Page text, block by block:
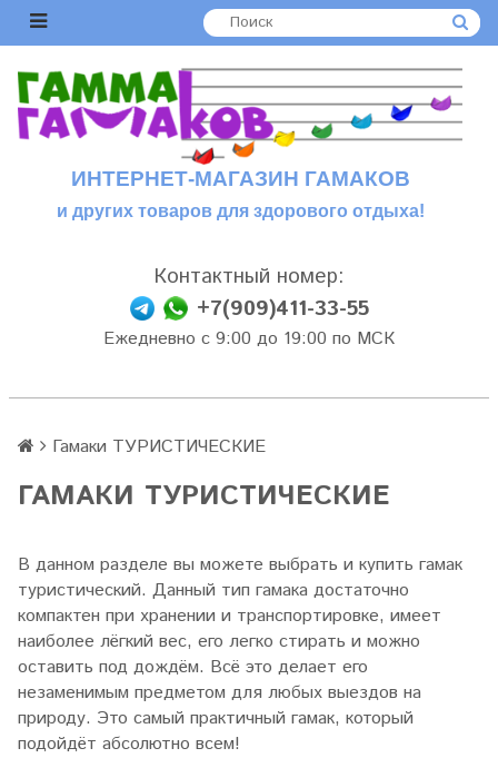
ИНТЕРНЕТ-МАГАЗИН ГАМАКОВ
и других товаров для здорового отдыха!
Контактный номер:
+7(909)411-33-55
Ежедневно с 9:00 до 19:00 по МСК
Гамаки ТУРИСТИЧЕСКИЕ
ГАМАКИ ТУРИСТИЧЕСКИЕ
В данном разделе вы можете выбрать и купить гамак
туристический. Данный тип гамака достаточно
компактен при хранении и транспортировке, имеет
наиболее лёгкий вес, его легко стирать и можно
оставить под дождём. Всё это делает его
незаменимым предметом для любых выездов на
природу. Это самый практичный гамак, который
подойдёт абсолютно всем!